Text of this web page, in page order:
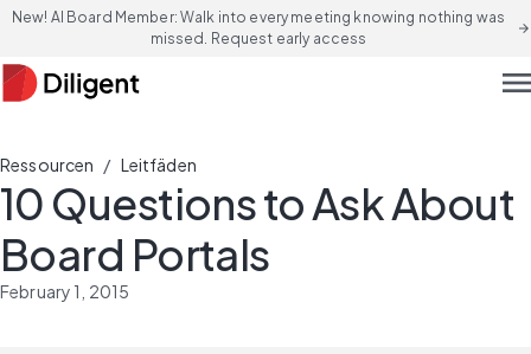
New! AI Board Member: Walk into every meeting knowing nothing was
missed. Request early access
arrow_forward
Ressourcen / Leitfäden
10 Questions to Ask About
Board Portals
February 1, 2015